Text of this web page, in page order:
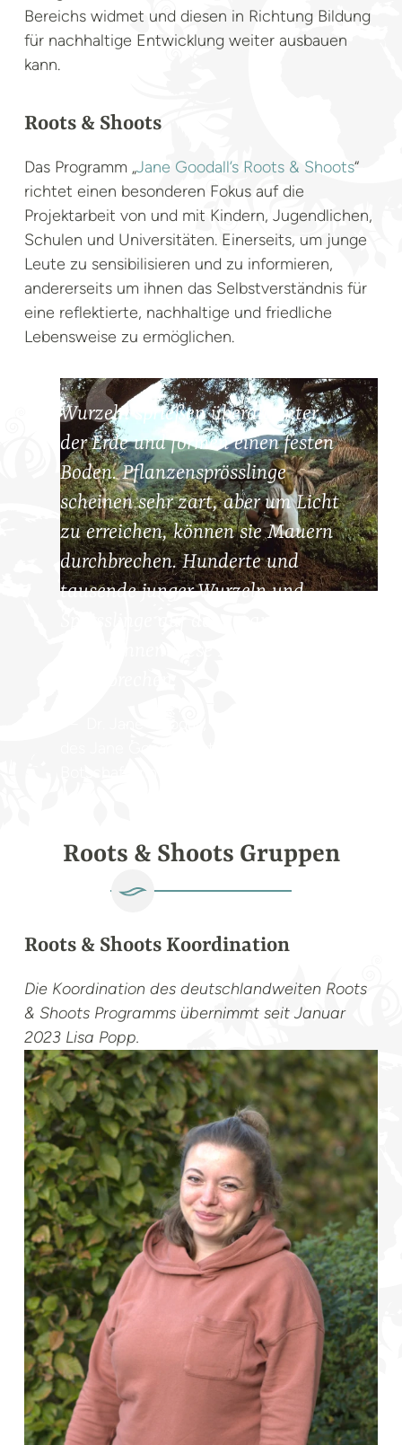
Bereichs widmet und diesen in Richtung Bildung
für nachhaltige Entwicklung weiter ausbauen
kann.
Roots & Shoots
Das Programm „Jane Goodall’s Roots & Shoots“
richtet einen besonderen Fokus auf die
Projektarbeit von und mit Kindern, Jugendlichen,
Schulen und Universitäten. Einerseits, um junge
Leute zu sensibilisieren und zu informieren,
andererseits um ihnen das Selbstverständnis für
eine reflektierte, nachhaltige und friedliche
Lebensweise zu ermöglichen.
Wurzeln sprießen überall unter
der Erde und formen einen festen
Boden. Pflanzensprösslinge
scheinen sehr zart, aber um Licht
zu erreichen, können sie Mauern
durchbrechen. Hunderte und
tausende junger Wurzeln und
Roots & Shoots Gruppen
Roots & Shoots Koordination
Die Koordination des deutschlandweiten Roots
& Shoots Programms übernimmt seit Januar
2023 Lisa Popp.